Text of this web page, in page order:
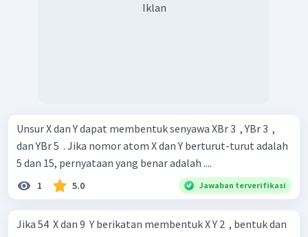
Iklan
Unsur X dan Y dapat membentuk senyawa XBr 3 ​ , YBr 3 ​ ,
dan YBr 5 ​ . Jika nomor atom X dan Y berturut-turut adalah
5 dan 15, pernyataan yang benar adalah ....
1 5.0 Jawaban terverifikasi
Jika 54 ​ X dan 9 ​ Y berikatan membentuk X Y 2 ​ , bentuk dan